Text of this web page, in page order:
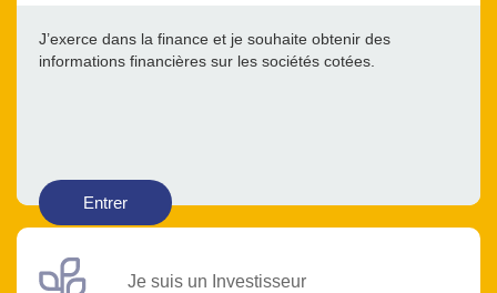
J’exerce dans la finance et je souhaite obtenir des
informations financières sur les sociétés cotées.
Entrer
Je suis un Investisseur